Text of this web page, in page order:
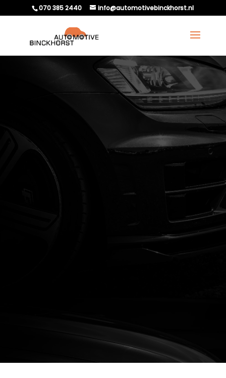
070 385 2440 info@automotivebinckhorst.nl
WAT TE DOEN ALS JE
PROBLEMEN TEGENKOMT
BIJ HET EXPORTEREN
VAN JE AUTO?